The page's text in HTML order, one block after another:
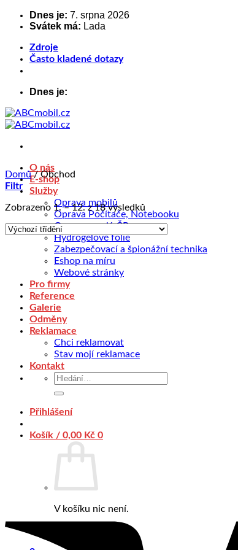
PřeskočitDnes je: 7. srpna 2026
Svátek má: Lada
Zdroje
Často kladené dotazy
Dnes je:
O nás
E-shop
Služby
Oprava mobilů
Oprava Počítače, Notebooku
Opravy – celá ČR
Hydrogélové fólie
Zabezpečovací a špionážní technika
Eshop na míru
Webové stránky
Pro firmy
Reference
Galerie
Odměny
Reklamace
Chci reklamovat
Stav mojí reklamace
Kontakt
Hledat:
Přihlášení
Košík / 0,00 Kč 0
V košíku nic není.
Domů /Obchod
Filtr
Zobrazeno 1. – 12. z 18 výsledků